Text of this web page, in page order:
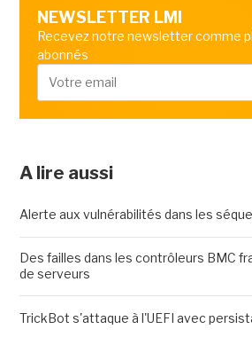
NEWSLETTER LMI
Recevez notre newsletter comme
abonnés
A lire aussi
Alerte aux vulnérabilités dans les
Des failles dans les contrôleurs BMC
de serveurs
TrickBot s'attaque à l'UEFI avec